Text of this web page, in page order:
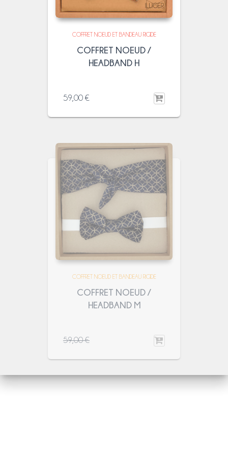
COFFRET NOEUD ET BANDEAU RIGIDE
COFFRET NOEUD /
HEADBAND H
59,00€
COFFRET NOEUD ET BANDEAU RIGIDE
COFFRET NOEUD /
HEADBAND M
59,00€